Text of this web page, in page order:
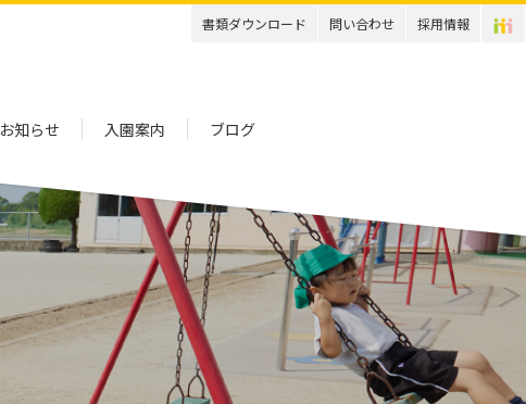
お知らせ 入園案内 ブログ
書類ダウンロード 問い合わせ 採用情報